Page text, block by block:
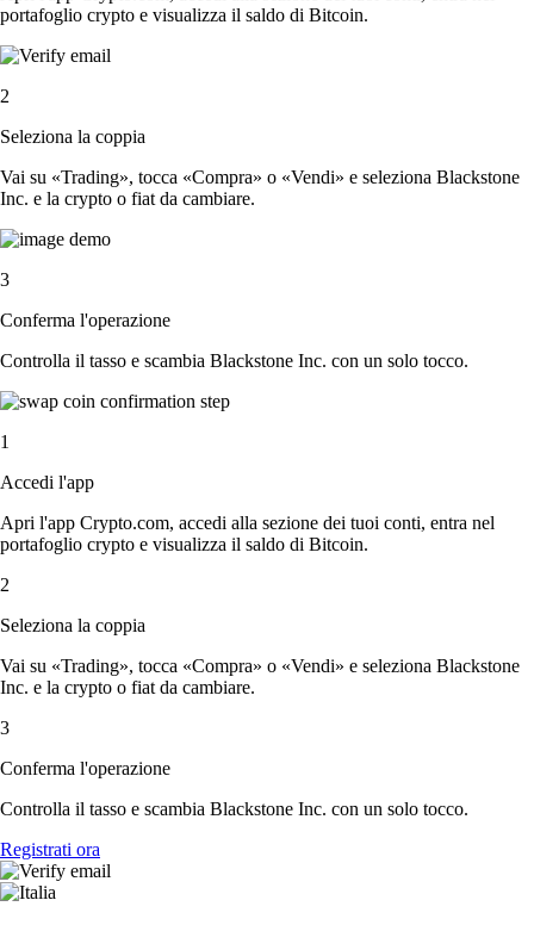
portafoglio crypto e visualizza il saldo di Bitcoin.
2
Seleziona la coppia
Vai su «Trading», tocca «Compra» o «Vendi» e seleziona Blackstone
Inc. e la crypto o fiat da cambiare.
3
Conferma l'operazione
Controlla il tasso e scambia Blackstone Inc. con un solo tocco.
1
Accedi l'app
Apri l'app Crypto.com, accedi alla sezione dei tuoi conti, entra nel
portafoglio crypto e visualizza il saldo di Bitcoin.
2
Seleziona la coppia
Vai su «Trading», tocca «Compra» o «Vendi» e seleziona Blackstone
Inc. e la crypto o fiat da cambiare.
3
Conferma l'operazione
Controlla il tasso e scambia Blackstone Inc. con un solo tocco.
Registrati ora